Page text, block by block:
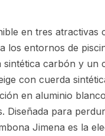
en tres atractivas
los entornos de
carbón y un
con cuerda
en aluminio
Diseñada para
Jimena es la